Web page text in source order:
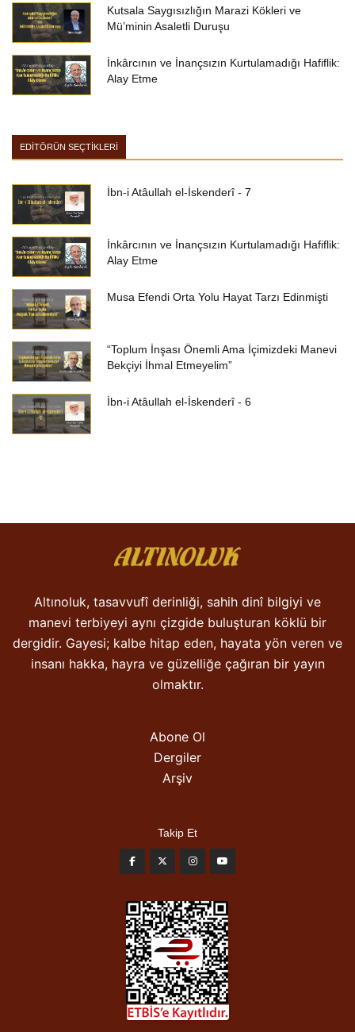
Kutsala Saygısızlığın Marazi Kökleri ve
Mü’minin Asaletli Duruşu
İnkârcının ve İnançsızın Kurtulamadığı Hafiflik:
Alay Etme
EDİTÖRÜN SEÇTİKLERİ
İbn-i Atâullah el-İskenderî - 7
İnkârcının ve İnançsızın Kurtulamadığı Hafiflik:
Alay Etme
Musa Efendi Orta Yolu Hayat Tarzı Edinmişti
“Toplum İnşası Önemli Ama İçimizdeki Manevi
Bekçiyi İhmal Etmeyelim”
İbn-i Atâullah el-İskenderî - 6
Altınoluk, tasavvufî derinliği, sahih dinî bilgiyi ve
manevi terbiyeyi aynı çizgide buluşturan köklü bir
dergidir. Gayesi; kalbe hitap eden, hayata yön veren ve
insanı hakka, hayra ve güzelliğe çağıran bir yayın
olmaktır.
Abone Ol
Dergiler
Arşiv
Takip Et